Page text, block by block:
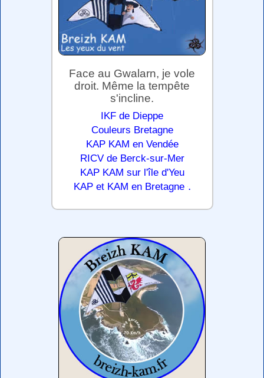
Face au Gwalarn, je vole
droit. Même la tempête
s'incline.
IKF de Dieppe
Couleurs Bretagne
KAP KAM en Vendée
RICV de Berck-sur-Mer
KAP KAM sur l'île d'Yeu
KAP et KAM en Bretagne .